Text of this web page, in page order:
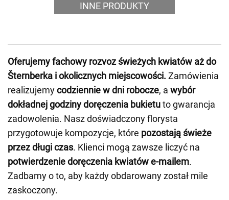
INNE PRODUKTY
Oferujemy fachowy rozvoz świeżych kwiatów aż do
Šternberka i okolicznych miejscowości. Zamówienia
realizujemycodziennie w dni robocze, a wybór
dokładnej godziny doręczenia bukietuto gwarancja
zadowolenia. Nasz doświadczony florysta
przygotowuje kompozycje, które pozostają świeże
przez długi czas. Klienci mogą zawsze liczyć na
potwierdzenie doręczenia kwiatów e-mailem.
Zadbamy o to, aby każdy obdarowany został mile
zaskoczony.